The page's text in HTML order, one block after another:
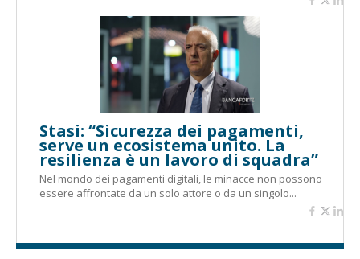
Stasi: “Sicurezza dei pagamenti,
serve un ecosistema unito. La
resilienza è un lavoro di squadra”
Nel mondo dei pagamenti digitali, le minacce non possono
essere affrontate da un solo attore o da un singolo...